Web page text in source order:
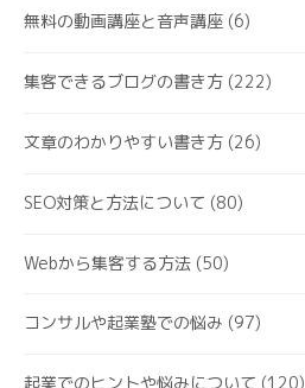
無料の動画講座と音声講座 (6)
集客できるブログの書き方 (222)
文章のわかりやすい書き方 (26)
SEO対策と方法について (80)
Webから集客する方法 (50)
コンサルや起業塾での悩み (97)
起業でのヒントや悩みについて (120)